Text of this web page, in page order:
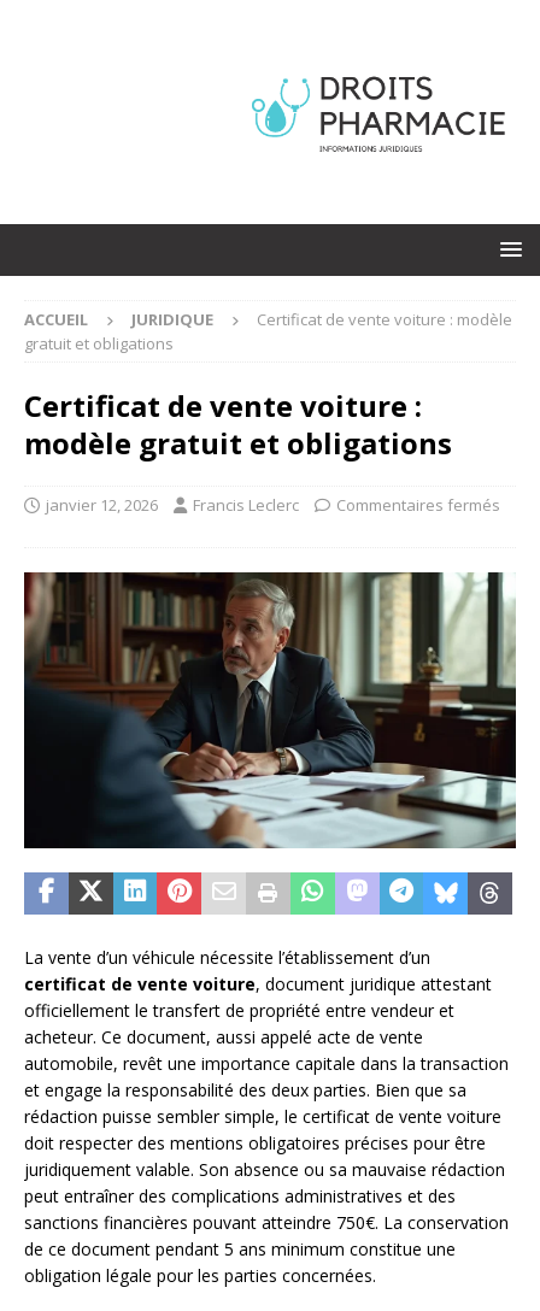
ACCUEIL JURIDIQUE
Certificat de vente voiture : modèle
gratuit et obligations
Certificat de vente voiture :
modèle gratuit et obligations
janvier 12, 2026 Francis Leclerc Commentaires fermés
La vente d’un véhicule nécessite l’établissement d’un
certificat de vente voiture, document juridique attestant
officiellement le transfert de propriété entre vendeur et
acheteur. Ce document, aussi appelé acte de vente
automobile, revêt une importance capitale dans la transaction
et engage la responsabilité des deux parties. Bien que sa
rédaction puisse sembler simple, le certificat de vente voiture
doit respecter des mentions obligatoires précises pour être
juridiquement valable. Son absence ou sa mauvaise rédaction
peut entraîner des complications administratives et des
sanctions financières pouvant atteindre 750€. La conservation
de ce document pendant 5 ans minimum constitue une
obligation légale pour les parties concernées.